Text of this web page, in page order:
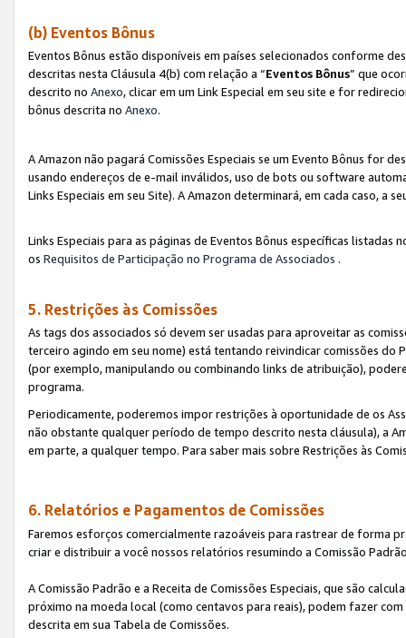
(b) Eventos Bônus
Eventos Bônus estão disponíveis em países selecionados conforme
descritas nesta Cláusula 4(b) com relação a “Eventos Bônus” que
descrito no Anexo, clicar em um Link Especial em seu site e for
bônus descrita no Anexo.
A Amazon não pagará Comissões Especiais se um Evento Bônus for
usando endereços de e-mail inválidos, uso de bots ou software
Links Especiais em seu Site). A Amazon determinará, em cada caso, a
Links Especiais para as páginas de Eventos Bônus específicas listadas
os Requisitos de Participação no Programa de Associados .
5. Restrições às Comissões
As tags dos associados só devem ser usadas para aproveitar as
terceiro agindo em seu nome) está tentando reivindicar comissões
(por exemplo, manipulando ou combinando links de atribuição),
programa.
Periodicamente, poderemos impor restrições à oportunidade de os
não obstante qualquer período de tempo descrito nesta cláusula), a
em parte, a qualquer tempo. Para saber mais sobre Restrições às
6. Relatórios e Pagamentos de Comissões
Faremos esforços comercialmente razoáveis para rastrear de forma
criar e distribuir a você nossos relatórios resumindo a Comissão
A Comissão Padrão e a Receita de Comissões Especiais, que são
próximo na moeda local (como centavos para reais), podem fazer
descrita em sua Tabela de Comissões.